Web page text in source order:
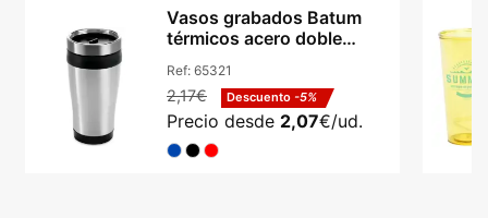
Vasos grabados Batum
térmicos acero doble
Ref: 65321
2,17€ Descuento -5%
Precio desde 2,07€/ud.